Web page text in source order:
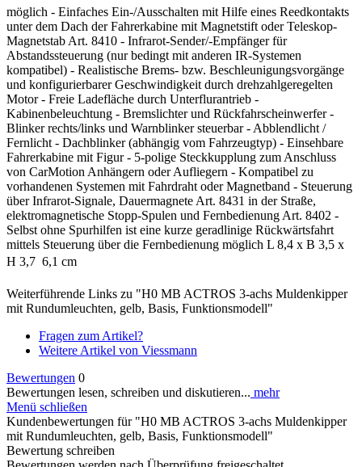
möglich - Einfaches Ein-/Ausschalten mit Hilfe eines Reedkontakts
unter dem Dach der Fahrerkabine mit Magnetstift oder Teleskop-
Magnetstab Art. 8410 - Infrarot-Sender/-Empfänger für
Abstandssteuerung (nur bedingt mit anderen IR-Systemen
kompatibel) - Realistische Brems- bzw. Beschleunigungsvorgänge
und konfigurierbarer Geschwindigkeit durch drehzahlgeregelten
Motor - Freie Ladefläche durch Unterflurantrieb -
Kabinenbeleuchtung - Bremslichter und Rückfahrscheinwerfer -
Blinker rechts/links und Warnblinker steuerbar - Abblendlicht /
Fernlicht - Dachblinker (abhängig vom Fahrzeugtyp) - Einsehbare
Fahrerkabine mit Figur - 5-polige Steckkupplung zum Anschluss
von CarMotion Anhängern oder Aufliegern - Kompatibel zu
vorhandenen Systemen mit Fahrdraht oder Magnetband - Steuerung
über Infrarot-Signale, Dauermagnete Art. 8431 in der Straße,
elektromagnetische Stopp-Spulen und Fernbedienung Art. 8402 -
Selbst ohne Spurhilfen ist eine kurze geradlinige Rückwärtsfahrt
mittels Steuerung über die Fernbedienung möglich L 8,4 x B 3,5 x
H 3,7  6,1 cm
Weiterführende Links zu "H0 MB ACTROS 3-achs Muldenkipper
mit Rundumleuchten, gelb, Basis, Funktionsmodell"
Fragen zum Artikel?
Weitere Artikel von Viessmann
Bewertungen 0
Bewertungen lesen, schreiben und diskutieren... mehr
Menü schließen
Kundenbewertungen für "H0 MB ACTROS 3-achs Muldenkipper
mit Rundumleuchten, gelb, Basis, Funktionsmodell"
Bewertung schreiben